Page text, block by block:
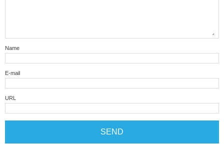
Name
E-mail
URL